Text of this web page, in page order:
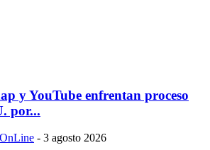
y YouTube enfrentan proceso
por...
- 3 agosto 2026